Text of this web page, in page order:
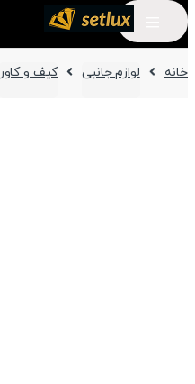
خانه لوازم جانبی کیف و کاور